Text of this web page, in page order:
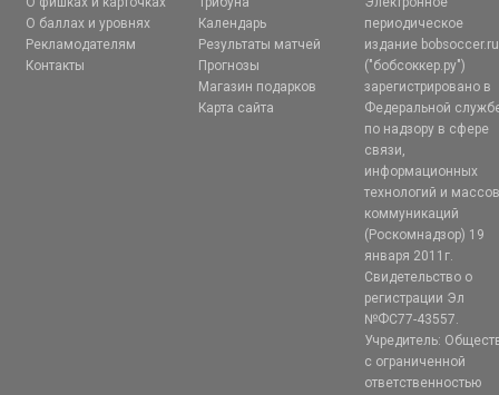
О баллах и уровнях
Рекламодателям
Контакты
Календарь
Результаты матчей
Прогнозы
Магазин подарков
Карта сайта
периодическое
издание bobsoccer.ru
("бобсоккер.ру")
зарегистрировано в
Федеральной
по надзору в сфере
связи,
информационных
технологий и
коммуникаций
(Роскомнадзор) 19
января 2011г.
Свидетельство о
регистрации Эл
№ФС77-43557.
Учредитель:
с ограниченной
ответственностью